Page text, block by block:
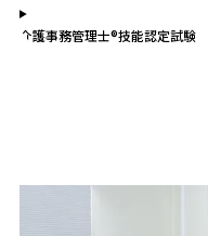
介護事務管理士®技能認定試験